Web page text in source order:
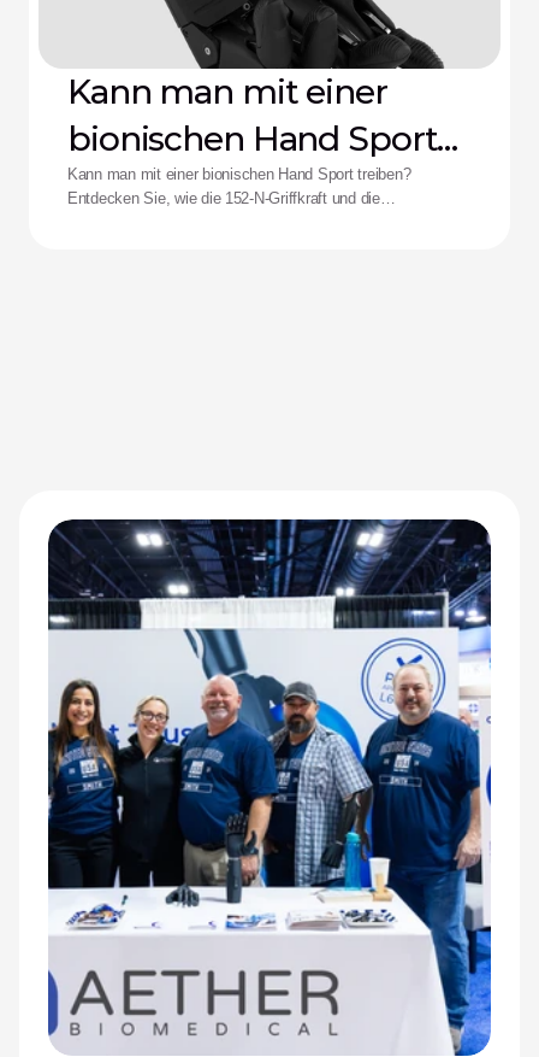
Kann man mit einer
bionischen Hand Sport
treiben?
Kann man mit einer bionischen Hand Sport treiben?
Entdecken Sie, wie die 152-N-Griffkraft und die